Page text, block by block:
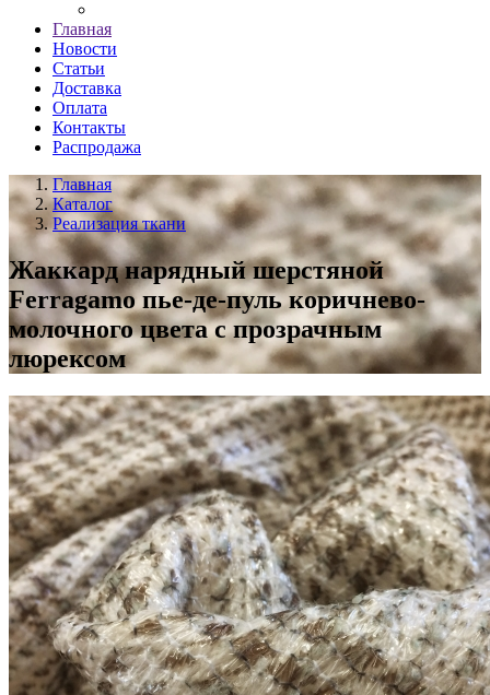
Главная
Новости
Статьи
Доставка
Оплата
Контакты
Распродажа
Главная
Каталог
Реализация ткани
Жаккард нарядный шерстяной
Ferragamo пье-де-пуль коричнево-
молочного цвета с прозрачным
люрексом